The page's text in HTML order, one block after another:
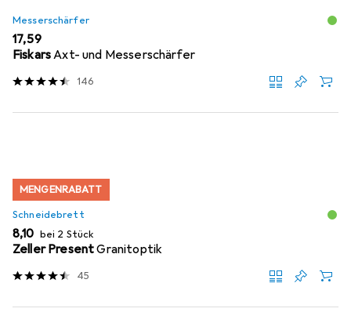
Messerschärfer
EUR
17,59
FiskarsAxt- und Messerschärfer
146
MENGENRABATT
Schneidebrett
EUR
8,10 bei 2 Stück
Zeller PresentGranitoptik
45